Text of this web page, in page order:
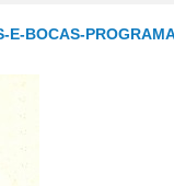
E-BOCAS-